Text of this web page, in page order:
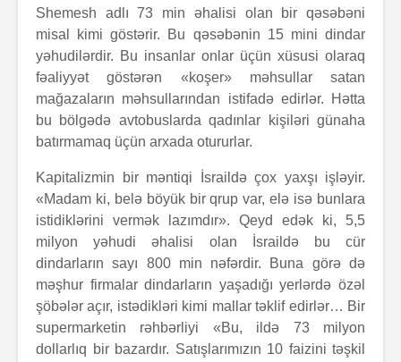
Shemesh adlı 73 min əhalisi olan bir qəsəbəni
misal kimi göstərir. Bu qəsəbənin 15 mini dindar
yəhudilərdir. Bu insanlar onlar üçün xüsusi olaraq
fəaliyyət göstərən «koşer» məhsullar satan
mağazaların məhsullarından istifadə edirlər. Hətta
bu bölgədə avtobuslarda qadınlar kişiləri günaha
batırmamaq üçün arxada otururlar.
Kapitalizmin bir məntiqi İsraildə çox yaxşı işləyir.
«Madam ki, belə böyük bir qrup var, elə isə bunlara
istidiklərini vermək lazımdır». Qeyd edək ki, 5,5
milyon yəhudi əhalisi olan İsraildə bu cür
dindarların sayı 800 min nəfərdir. Buna görə də
məşhur firmalar dindarların yaşadığı yerlərdə özəl
şöbələr açır, istədikləri kimi mallar təklif edirlər… Bir
supermarketin rəhbərliyi «Bu, ildə 73 milyon
dollarlıq bir bazardır. Satışlarımızın 10 faizini təşkil